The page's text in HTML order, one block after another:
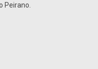
Peirano.